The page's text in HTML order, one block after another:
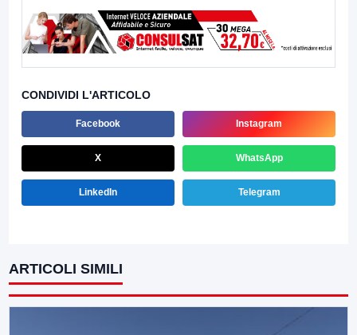
CONDIVIDI L'ARTICOLO
Facebook Instagram
X WhatsApp
LinkedIn Telegram
ARTICOLI SIMILI